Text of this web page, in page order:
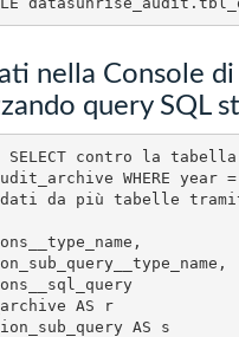
nella Console di
query SQL
SELECT contro la
audit_archive WHERE
da più tabelle
AS r
AS s